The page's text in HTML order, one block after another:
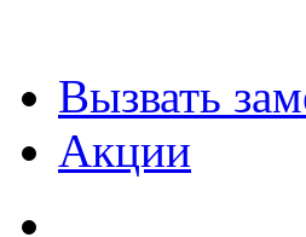
Вызвать
Акции